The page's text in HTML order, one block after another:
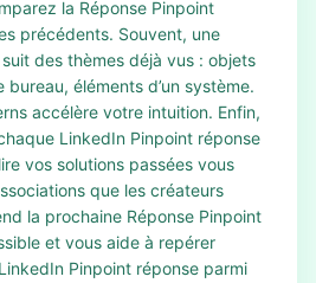
la Réponse Pinpoint
précédents. Souvent, une
des thèmes déjà vus : objets
éléments d’un système.
accélère votre intuition. Enfin,
LinkedIn Pinpoint réponse
vos solutions passées vous
que les créateurs
la prochaine Réponse Pinpoint
et vous aide à repérer
Pinpoint réponse parmi